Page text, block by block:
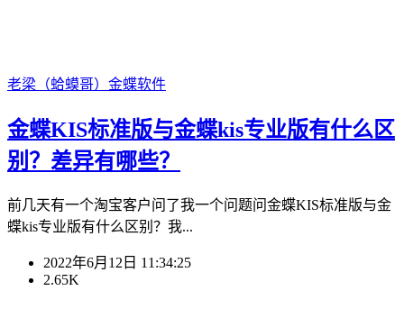
老梁（蛤蟆哥） 金蝶软件
金蝶KIS标准版与金蝶kis专业版有什么区
别？差异有哪些？
前几天有一个淘宝客户问了我一个问题问金蝶KIS标准版与金
蝶kis专业版有什么区别？我...
2022年6月12日 11:34:25
2.65K